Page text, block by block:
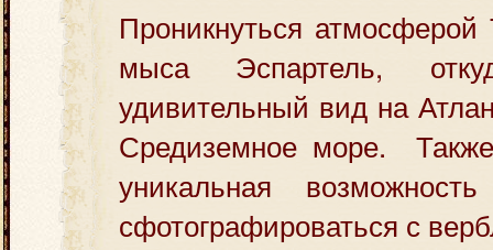
Проникнуться
мыса Эспартель,
удивительный вид на
Средиземное море.
уникальная
сфотографироваться с